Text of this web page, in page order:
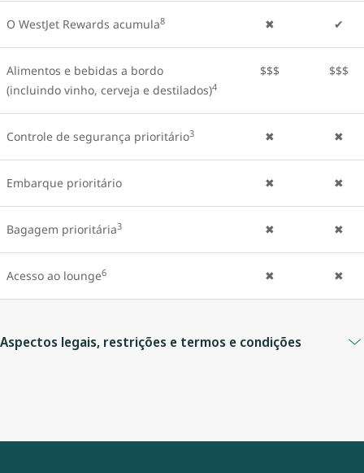
O WestJet Rewards acumula8 ✖ ✔
Alimentos e bebidas a bordo
(incluindo vinho, cerveja e destilados)4
$$$ $$$
Controle de segurança prioritário3 ✖ ✖
Embarque prioritário ✖ ✖
Bagagem prioritária3 ✖ ✖
Acesso ao lounge6 ✖ ✖
Aspectos legais, restrições e termos e condições
elegíveis para alterações, cancelamentos ou reembolsos. Para as